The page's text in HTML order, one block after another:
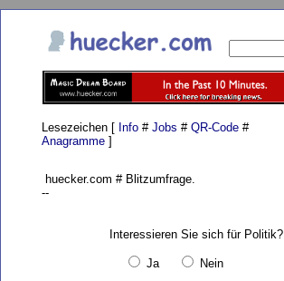
Lesezeichen [ Info # Jobs # QR-Code #
Anagramme ]
huecker.com # Blitzumfrage.
--
Interessieren Sie sich für Politik?
Ja Nein